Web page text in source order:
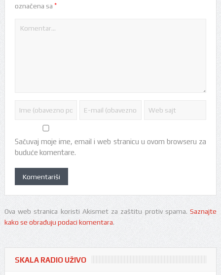
označena sa *
Sačuvaj moje ime, email i web stranicu u ovom browseru za
buduće komentare.
Ova web stranica koristi Akismet za zaštitu protiv spama.Saznajte
kako se obrađuju podaci komentara.
SKALA RADIO UŽIVO